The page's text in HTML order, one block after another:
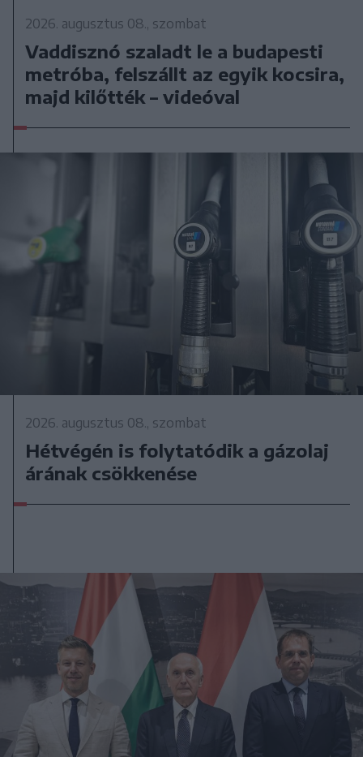
2026. augusztus 08., szombat
Vaddisznó szaladt le a budapesti
metróba, felszállt az egyik kocsira,
majd kilőtték – videóval
2026. augusztus 08., szombat
Hétvégén is folytatódik a gázolaj
árának csökkenése